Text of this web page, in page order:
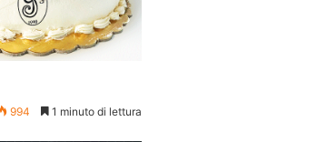
994
1 minuto di lettura